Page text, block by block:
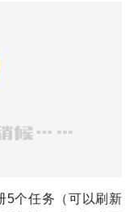
5个任务（可以刷新